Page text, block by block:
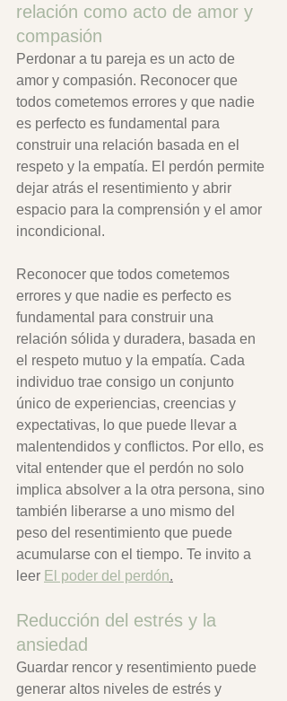
relación como acto de amor y
compasión
Perdonar a tu pareja es un acto de
amor y compasión. Reconocer que
todos cometemos errores y que nadie
es perfecto es fundamental para
construir una relación basada en el
respeto y la empatía. El perdón permite
dejar atrás el resentimiento y abrir
espacio para la comprensión y el amor
incondicional.
Reconocer que todos cometemos
errores y que nadie es perfecto es
fundamental para construir una
relación sólida y duradera, basada en
el respeto mutuo y la empatía. Cada
individuo trae consigo un conjunto
único de experiencias, creencias y
expectativas, lo que puede llevar a
malentendidos y conflictos. Por ello, es
vital entender que el perdón no solo
implica absolver a la otra persona, sino
también liberarse a uno mismo del
peso del resentimiento que puede
acumularse con el tiempo. Te invito a
leer El poder del perdón.
Reducción del estrés y la
ansiedad
Guardar rencor y resentimiento puede
generar altos niveles de estrés y